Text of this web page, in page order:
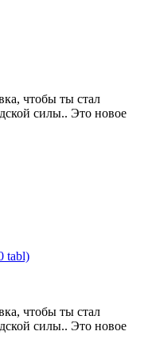
чтобы ты стал
силы.. Это новое
tabl)
чтобы ты стал
силы.. Это новое